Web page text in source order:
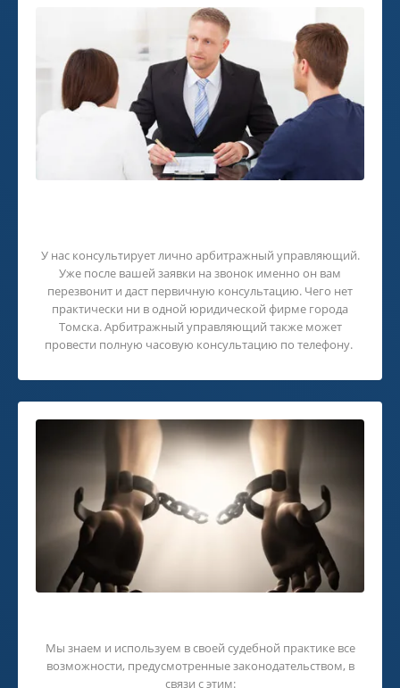
У нас консультирует лично арбитражный управляющий.
Уже после вашей заявки на звонок именно он вам
перезвонит и даст первичную консультацию. Чего нет
практически ни в одной юридической фирме города
Томска. Арбитражный управляющий также может
провести полную часовую консультацию по телефону.
Мы знаем и используем в своей судебной практике все
возможности, предусмотренные законодательством, в
связи с этим: